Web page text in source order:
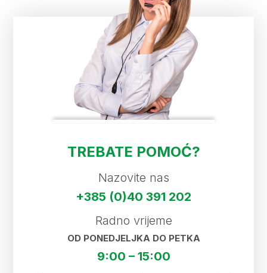
TREBATE POMOĆ?
Nazovite nas
+385 (0)40 391 202
Radno vrijeme
OD PONEDJELJKA DO PETKA
9:00 – 15:00